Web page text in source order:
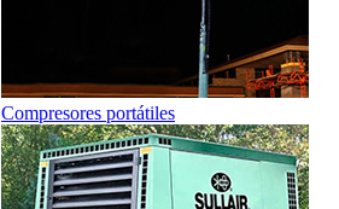
Compresores portátiles